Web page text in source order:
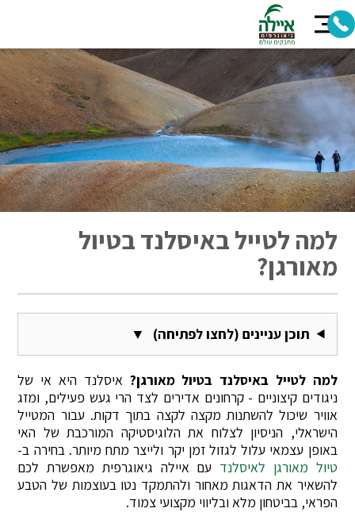
למה לטייל באיסלנד בטיול
מאורגן?
תוכן עניינים (לחצו לפתיחה) ▼
למה לטייל באיסלנד בטיול מאורגן? איסלנד היא אי של
ניגודים קיצוניים - קרחונים אדירים לצד הרי געש פעילים, ומזג
אוויר שיכול להשתנות מקצה לקצה בתוך דקות. עבור המטייל
הישראלי, הניסיון לצלוח את הלוגיסטיקה המורכבת של האי
באופן עצמאי עלול לגזול זמן יקר ולייצר מתח מיותר. בחירה ב-
טיול מאורגן לאיסלנד עם איילה גיאוגרפית מאפשרת לכם
להשאיר את הדאגות מאחור ולהתמקד נטו בעוצמות של הטבע
הפראי, בביטחון מלא ובליווי מקצועי צמוד.